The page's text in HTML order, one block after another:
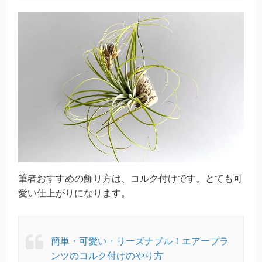
筆者おすすめの飾り方は、コルク付けです。とても可
愛い仕上がりになります。
簡単・可愛い・リーズナブル！エアープラ
ンツのコルク付けのやり方